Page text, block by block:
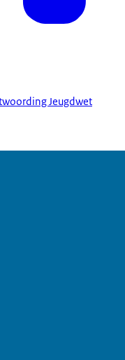
Jeugdwet